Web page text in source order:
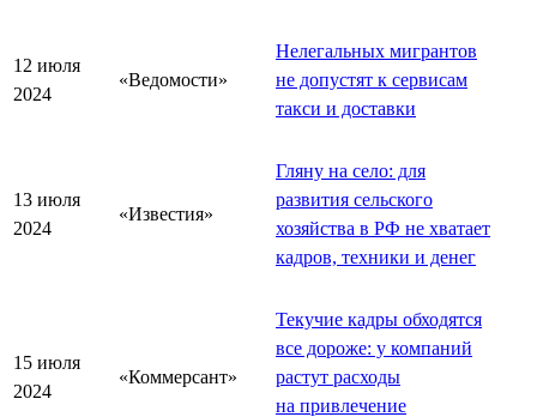
12 июля
2024
«Ведомости»
Нелегальных мигрантов
не допустят к сервисам
такси и доставки
13 июля
2024
«Известия»
Гляну на село: для
развития сельского
хозяйства в РФ не хватает
кадров, техники и денег
15 июля
2024
«Коммерсант»
Текучие кадры обходятся
все дороже: у компаний
растут расходы
на привлечение